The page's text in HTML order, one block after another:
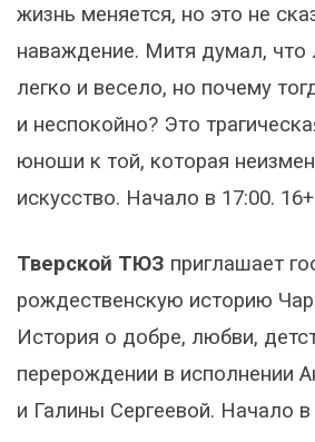
жизнь меняется, но это не
наваждение. Митя думал, что
легко и весело, но почему
и неспокойно? Это
юноши к той, которая
искусство. Начало в 17:00. 16+
Тверской ТЮЗ приглашает
рождественскую историю
История о добре, любви,
перерождении в исполнении
и Галины Сергеевой. Начало в